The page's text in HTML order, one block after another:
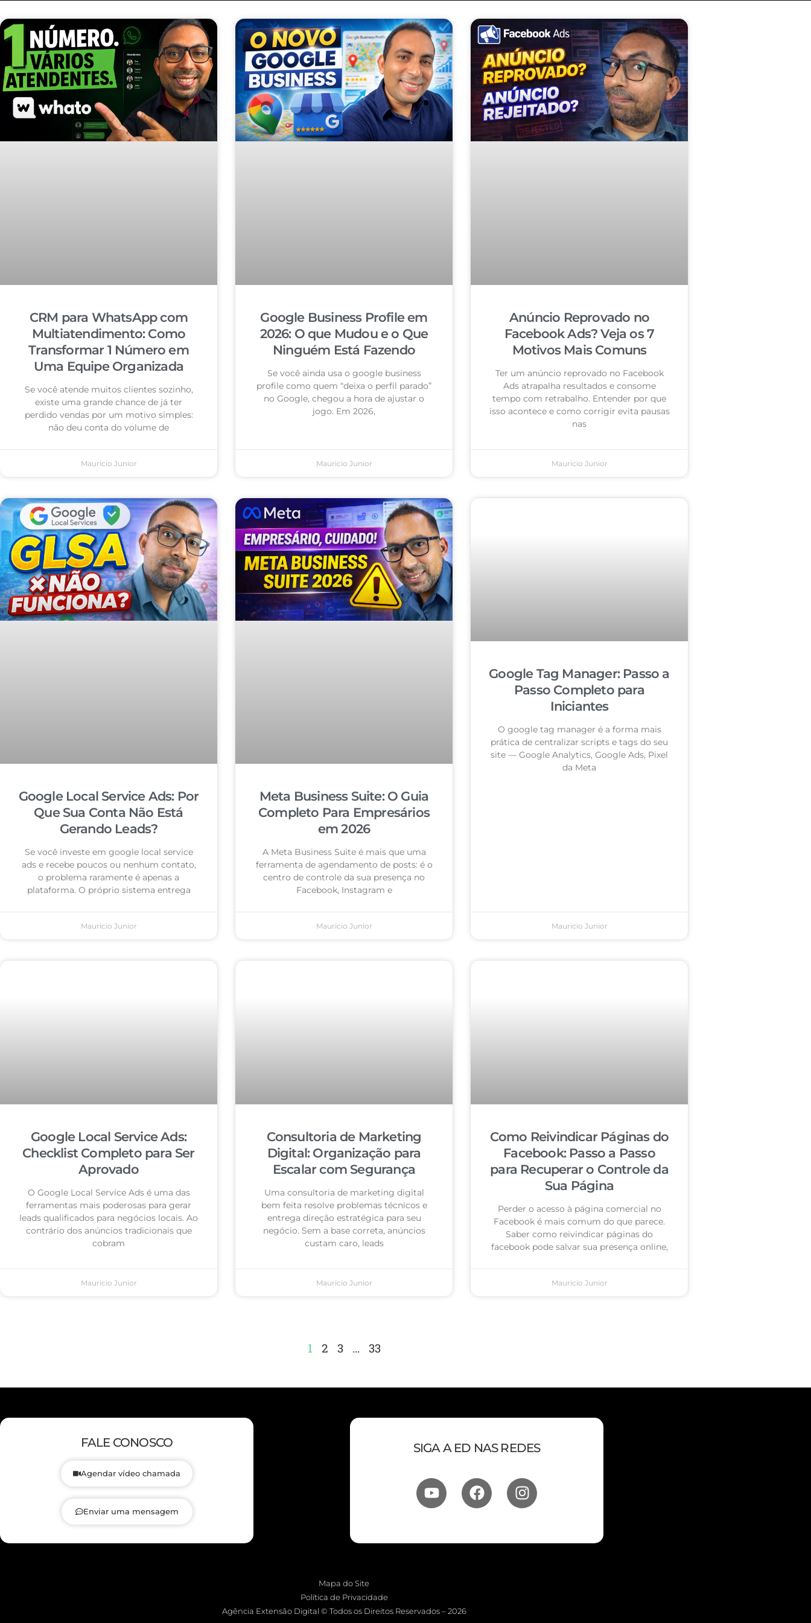
CRM para WhatsApp com
Multiatendimento: Como
Transformar 1 Número em
Uma Equipe Organizada
Se você atende muitos clientes sozinho,
existe uma grande chance de já ter
perdido vendas por um motivo simples:
não deu conta do volume de
Mauricio Junior
Google Business Profile em
2026: O que Mudou e o Que
Ninguém Está Fazendo
Se você ainda usa o google business
profile como quem “deixa o perfil parado”
no Google, chegou a hora de ajustar o
jogo. Em 2026,
Mauricio Junior
Anúncio Reprovado no
Facebook Ads? Veja os 7
Motivos Mais Comuns
Ter um anúncio reprovado no Facebook
Ads atrapalha resultados e consome
tempo com retrabalho. Entender por que
isso acontece e como corrigir evita pausas
nas
Mauricio Junior
Google Local Service Ads: Por
Que Sua Conta Não Está
Gerando Leads?
Se você investe em google local service
ads e recebe poucos ou nenhum contato,
o problema raramente é apenas a
plataforma. O próprio sistema entrega
Mauricio Junior
Meta Business Suite: O Guia
Completo Para Empresários
em 2026
A Meta Business Suite é mais que uma
ferramenta de agendamento de posts: é o
centro de controle da sua presença no
Facebook, Instagram e
Mauricio Junior
Google Tag Manager: Passo a
Passo Completo para
Iniciantes
O google tag manager é a forma mais
prática de centralizar scripts e tags do seu
site — Google Analytics, Google Ads, Pixel
da Meta
Mauricio Junior
Google Local Service Ads:
Checklist Completo para Ser
Aprovado
O Google Local Service Ads é uma das
ferramentas mais poderosas para gerar
leads qualificados para negócios locais. Ao
contrário dos anúncios tradicionais que
cobram
Mauricio Junior
Consultoria de Marketing
Digital: Organização para
Escalar com Segurança
Uma consultoria de marketing digital
bem feita resolve problemas técnicos e
entrega direção estratégica para seu
negócio. Sem a base correta, anúncios
custam caro, leads
Mauricio Junior
Como Reivindicar Páginas do
Facebook: Passo a Passo
para Recuperar o Controle da
Sua Página
Perder o acesso à página comercial no
Facebook é mais comum do que parece.
Saber como reivindicar páginas do
facebook pode salvar sua presença online,
Mauricio Junior
1 2 3 … 33
FALE CONOSCO
Agendar vídeo chamada
Enviar uma mensagem
SIGA A ED NAS REDES
Mapa do Site
Política de Privacidade
Agência Extensão Digital © Todos os Direitos Reservados – 2026